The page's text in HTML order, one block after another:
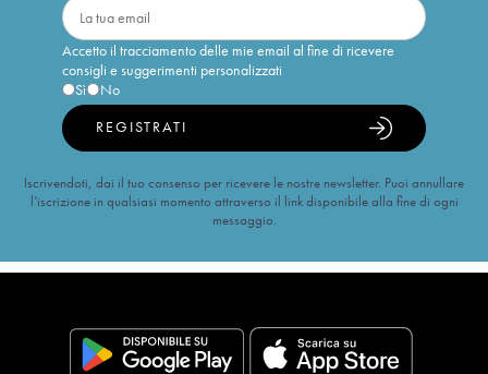
Accetto il tracciamento delle mie email al fine di ricevere
consigli e suggerimenti personalizzati
Sì
No
REGISTRATI
Iscrivendoti, dai il tuo consenso per ricevere le nostre newsletter. Puoi annullare
l’iscrizione in qualsiasi momento attraverso il link disponibile alla fine di ogni
messaggio.